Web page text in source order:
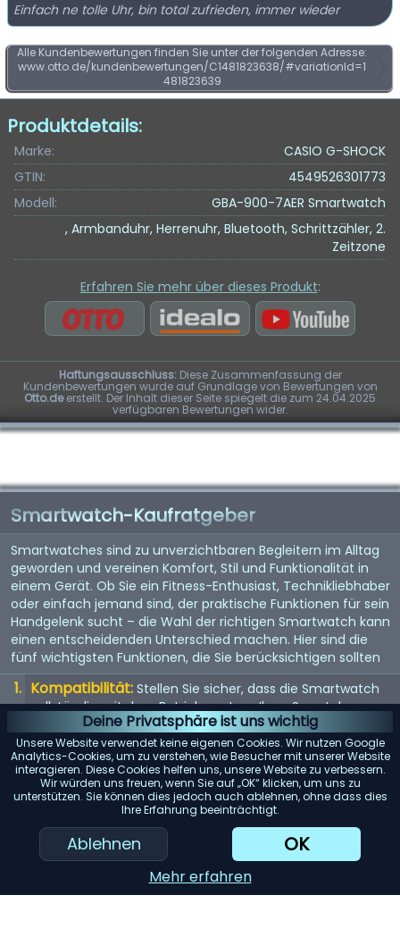
Deine Privatsphäre ist uns wichtig
Unsere Website verwendet keine eigenen Cookies. Wir nutzen Google
Analytics-Cookies, um zu verstehen, wie Besucher mit unserer Website
interagieren. Diese Cookies helfen uns, unsere Website zu verbessern.
Wir würden uns freuen, wenn Sie auf „OK“ klicken, um uns zu
unterstützen. Sie können dies jedoch auch ablehnen, ohne dass dies
Ihre Erfahrung beeinträchtigt.
Ablehnen OK
Mehr erfahren
Einfach ne tolle Uhr, bin total zufrieden, immer wieder
Alle Kundenbewertungen finden Sie unter der folgenden Adresse:
www.otto.de/kundenbewertungen/C1481823638/#variationId=1
481823639
Produktdetails:
Marke:
CASIO G-SHOCK
GTIN:
4549526301773
Modell:
GBA-900-7AER Smartwatch
, Armbanduhr, Herrenuhr, Bluetooth, Schrittzähler, 2.
Zeitzone
Erfahren Sie mehr über dieses Produkt:
Haftungsausschluss:Diese Zusammenfassung der
Kundenbewertungen wurde auf Grundlage von Bewertungen von
Otto.deerstellt. Der Inhalt dieser Seite spiegelt die zum 24.04.2025
verfügbaren Bewertungen wider.
Smartwatch-Kaufratgeber
Smartwatches sind zu unverzichtbaren Begleitern im Alltag
geworden und vereinen Komfort, Stil und Funktionalität in
einem Gerät. Ob Sie ein Fitness-Enthusiast, Technikliebhaber
oder einfach jemand sind, der praktische Funktionen für sein
Handgelenk sucht – die Wahl der richtigen Smartwatch kann
einen entscheidenden Unterschied machen. Hier sind die
fünf wichtigsten Funktionen, die Sie berücksichtigen sollten
Kompatibilität: Stellen Sie sicher, dass die Smartwatch
vollständig mit dem Betriebssystem Ihres Smartphones
(iOS oder Android) kompatibel ist, um mögliche
Einschränkungen zu vermeiden.
Akkulaufzeit: Achten Sie auf Modelle mit einer langen
Akkulaufzeit, insbesondere wenn Sie Funktionen wie GPS-
Tracking oder kontinuierliche Herzfrequenzmessung
regelmäßig nutzen möchten.
Gesundheits- und Fitness-Tracking:
Berücksichtigen
Sie die verschiedenen Tracking-Funktionen wie